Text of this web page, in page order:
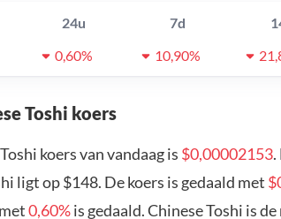
24u 7d
0,60% 10,90%
Toshi koers
koers van vandaag is $0,00002153
ligt op $148. De koers is gedaald met
0,60%is gedaald. Chinese Toshi is